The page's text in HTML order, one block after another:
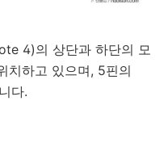
4)의 상단과 하단의 모
치하고 있으며, 5핀의
다.